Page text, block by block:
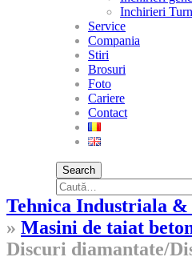
Inchirieri
Service
Compania
Stiri
Brosuri
Foto
Cariere
Contact
Search
Tehnica Industriala
» Masini de taiat
Discuri diamantate/